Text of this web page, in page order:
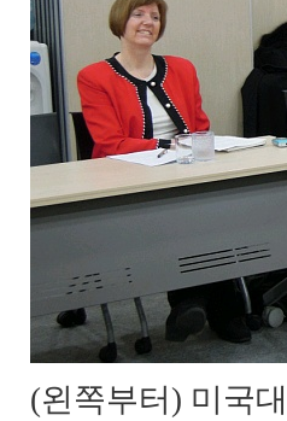
(왼쪽부터) 미국